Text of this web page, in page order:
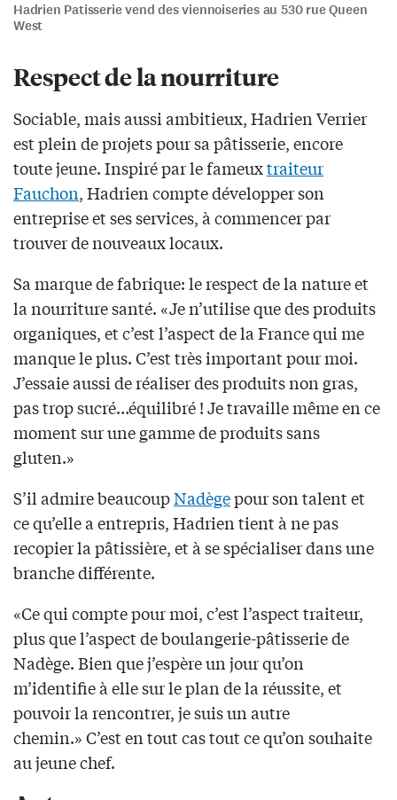
Hadrien Patisserie vend des viennoiseries au 530 rue Queen
West
Respect de la nourriture
Sociable, mais aussi ambitieux, Hadrien Verrier
est plein de projets pour sa pâtisserie, encore
toute jeune. Inspiré par le fameuxtraiteur
Fauchon, Hadrien compte développer son
entreprise et ses services, à commencer par
trouver de nouveaux locaux.
Sa marque de fabrique: le respect de la nature et
la nourriture santé. «Je n’utilise que des produits
organiques, et c’est l’aspect de la France qui me
manque le plus. C’est très important pour moi.
J’essaie aussi de réaliser des produits non gras,
pas trop sucré…équilibré ! Je travaille même en ce
moment sur une gamme de produits sans
gluten.»
S’il admire beaucoupNadègepour son talent et
ce qu’elle a entrepris, Hadrien tient à ne pas
recopier la pâtissière, et à se spécialiser dans une
branche différente.
«Ce qui compte pour moi, c’est l’aspect traiteur,
plus que l’aspect de boulangerie-pâtisserie de
Nadège. Bien que j’espère un jour qu’on
m’identifie à elle sur le plan de la réussite, et
pouvoir la rencontrer, je suis un autre
chemin.» C’est en tout cas tout ce qu’on souhaite
au jeune chef.